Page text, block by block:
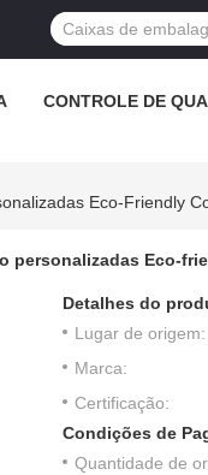
CONTROLE DE
Eco-Friendly
personalizadas Eco-
Detalhes do
Lugar de origem:
Marca:
Certificação:
Condições de
Quantidade de